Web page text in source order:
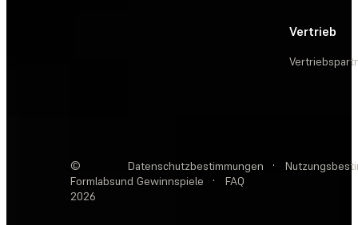
Vertrieb
©
Formlabs
2026
Datenschutzbestimmungen ·
und Gewinnspiele
· FAQ